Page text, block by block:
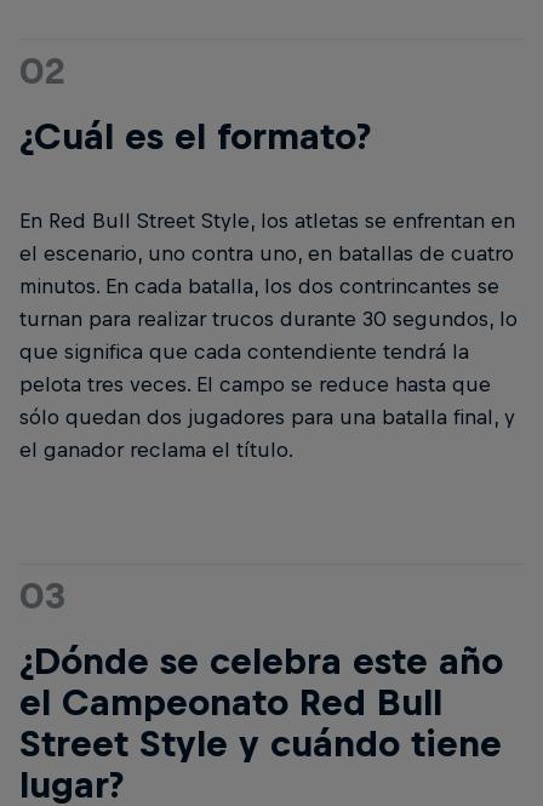
02
¿Cuál es el formato?
En Red Bull Street Style, los atletas se enfrentan en
el escenario, uno contra uno, en batallas de cuatro
minutos. En cada batalla, los dos contrincantes se
turnan para realizar trucos durante 30 segundos, lo
que significa que cada contendiente tendrá la
pelota tres veces. El campo se reduce hasta que
sólo quedan dos jugadores para una batalla final, y
el ganador reclama el título.
03
¿Dónde se celebra este año
el Campeonato Red Bull
Street Style y cuándo tiene
lugar?